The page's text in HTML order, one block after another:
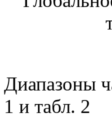
Диапазоны
1 и табл. 2